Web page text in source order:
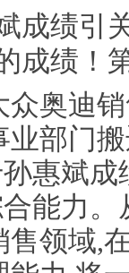
众奥迪
部门
惠斌
能力
领域,